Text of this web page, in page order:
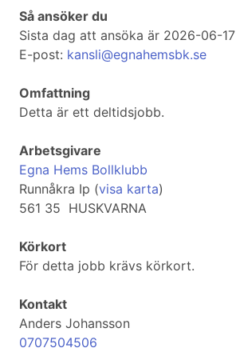
Så ansöker du
Sista dag att ansöka är 2026-06-17
E-post: kansli@egnahemsbk.se
Omfattning
Detta är ett deltidsjobb.
Arbetsgivare
Egna Hems Bollklubb
Runnåkra Ip (visa karta)
561 35 HUSKVARNA
Körkort
För detta jobb krävs körkort.
Kontakt
Anders Johansson
0707504506